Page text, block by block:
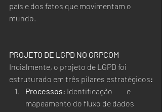
país e dos fatos que movimentam o
mundo.
PROJETO DE LGPD NO GRPCOM
Incialmente, o projeto de LGPD foi
estruturado em três pilares estratégicos:
Processos: Identificação 	e
mapeamento do fluxo de dados